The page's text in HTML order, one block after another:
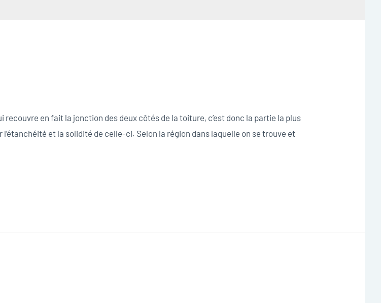
en fait la jonction des deux côtés de la toiture, c’est donc la partie la plus
et la solidité de celle-ci. Selon la région dans laquelle on se trouve et